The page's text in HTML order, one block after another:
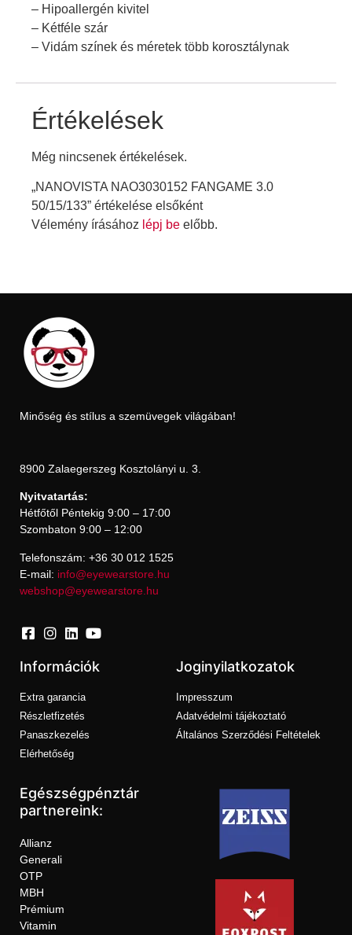
– Hipoallergén kivitel
– Kétféle szár
– Vidám színek és méretek több korosztálynak
Értékelések
Még nincsenek értékelések.
„NANOVISTA NAO3030152 FANGAME 3.0
50/15/133” értékelése elsőként
Vélemény írásához lépj be előbb.
Minőség és stílus a szemüvegek világában!
8900 Zalaegerszeg Kosztolányi u. 3.
Nyitvatartás:
Hétfőtől Péntekig 9:00 – 17:00
Szombaton 9:00 – 12:00
Telefonszám: +36 30 012 1525
E-mail: info@eyewearstore.hu
webshop@eyewearstore.hu
Információk
Extra garancia
Részletfizetés
Panaszkezelés
Elérhetőség
Joginyilatkozatok
Impresszum
Adatvédelmi tájékoztató
Általános Szerződési Feltételek
Egészségpénztár
partnereink:
Allianz
Generali
OTP
MBH
Prémium
Vitamin